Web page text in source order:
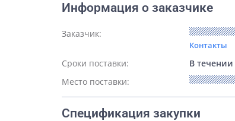
Информация о заказчике
Заказчик:
Контакты
Сроки поставки: В течении
Место поставки:
Спецификация закупки